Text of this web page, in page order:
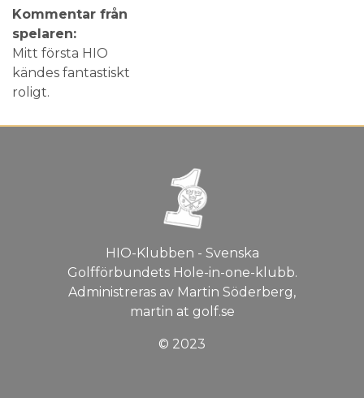
Kommentar från
spelaren:
Mitt första HIO
kändes fantastiskt
roligt.
HIO-Klubben - Svenska
Golfförbundets Hole-in-one-klubb.
Administreras av Martin Söderberg,
martin at golf.se
© 2023